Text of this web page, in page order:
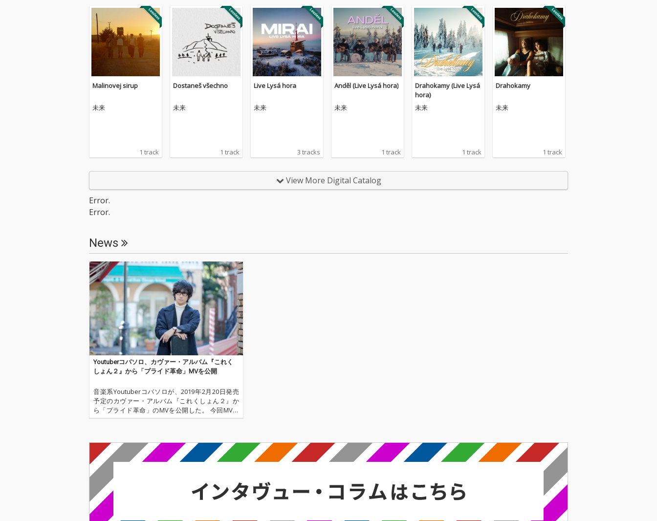
Malinovej sirup
未来
1 track
Dostaneš všechno
未来
1 track
Live Lysá hora
未来
3 tracks
Anděl (Live Lysá hora)
未来
1 track
Drahokamy (Live Lysá
hora)
未来
1 track
Drahokamy
未来
1 track
View More Digital Catalog
Error.
Error.
News
Youtuberコバソロ、カヴァー・アルバム『これく
しょん２』から「プライド革命」MVを公開
音楽系Youtuberコバソロが、2019年2月20日発売
予定のカヴァー・アルバム『これくしょん２』か
ら「プライド革命」のMVを公開した。 今回MVが
公開された「プライド革命」では、ザ・フーパー